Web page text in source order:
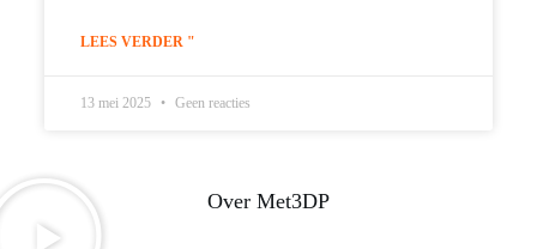
LEES VERDER "
13 mei 2025 Geen reacties
Over Met3DP